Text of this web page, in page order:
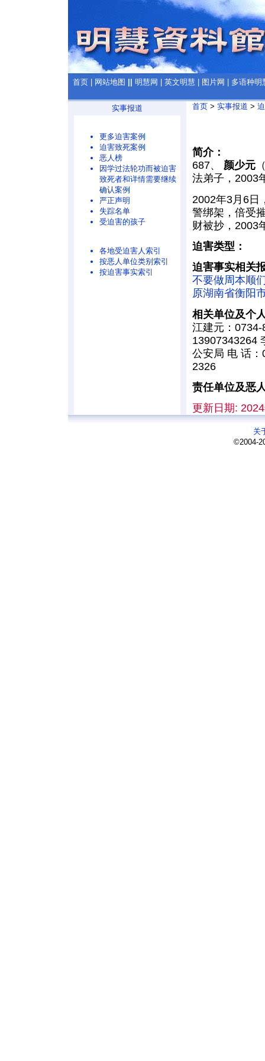
首页 网站地图 明慧网 英文明慧 图片网 多语种明
实事报道
更多迫害案例
迫害致死案例
恶人榜
因学过法轮功而被迫害
致死者和详情需要继续
确认案例
严正声明
失踪名单
受迫害的孩子
各地受迫害人索引
按恶人单位类别索引
按迫害事实索引
首页 > 实事报道 >
简介：
687、
颜少元
法弟子，2003
2002年3月6日
警绑架，倍受
财被抄，2003
迫害类型：
迫害事实相关
不要做周本顺
原湖南省衡阳
相关单位及个
江建元：
13907343264
公安局 电 话
2326
责任单位及恶
更新日期:
关
©2004-